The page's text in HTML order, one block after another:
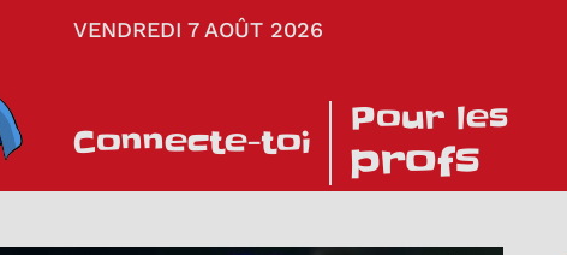
VENDREDI 7 AOÛT 2026
Connecte-toi
Pour les
profs